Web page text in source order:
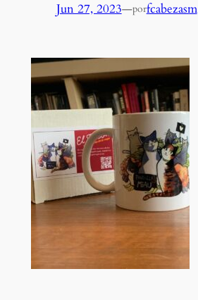
Jun 27, 2023—porfcabezasm